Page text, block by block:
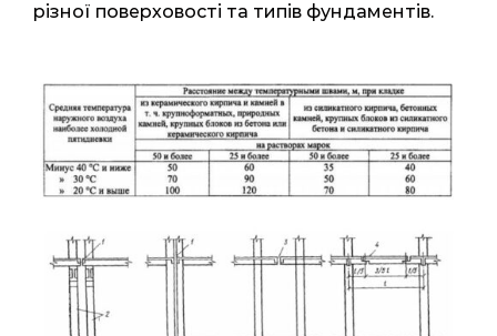
різної поверховості та типів фундаментів.